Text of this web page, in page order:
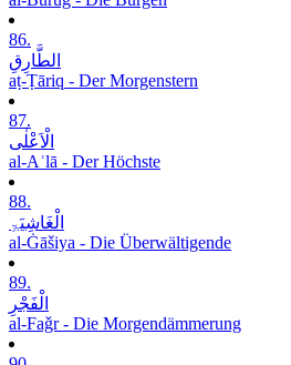
86.
الطَّارِقِ
aṭ-Ṭāriq - Der Morgenstern
87.
الْاَعْلٰی
al-Aʿlā - Der Höchste
88.
الْغَاشِیَۃِ
al-Ġāšiya - Die Überwältigende
89.
الْفَجْرِ
al-Faǧr - Die Morgendämmerung